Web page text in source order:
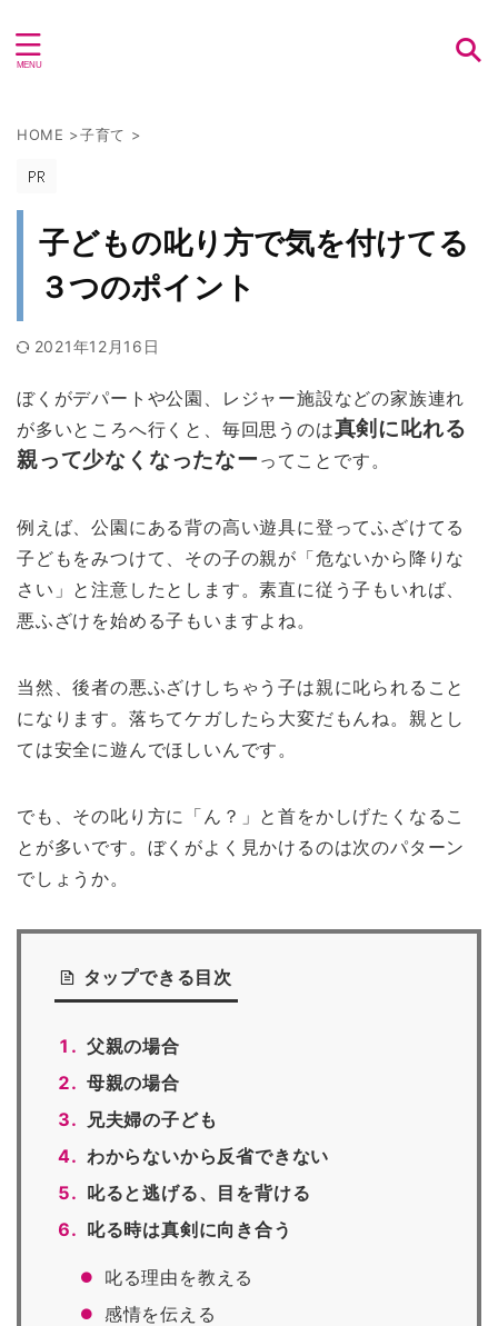
HOME >子育て >
子どもの叱り方で気を付けてる
３つのポイント
2021年12月16日
ぼくがデパートや公園、レジャー施設などの家族連れ
が多いところへ行くと、毎回思うのは真剣に叱れる
親って少なくなったなー ってことです。
例えば、公園にある背の高い遊具に登ってふざけてる
子どもをみつけて、その子の親が「危ないから降りな
さい」と注意したとします。素直に従う子もいれば、
悪ふざけを始める子もいますよね。
当然、後者の悪ふざけしちゃう子は親に叱られること
になります。落ちてケガしたら大変だもんね。親とし
ては安全に遊んでほしいんです。
でも、その叱り方に「ん？」と首をかしげたくなるこ
とが多いです。ぼくがよく見かけるのは次のパターン
でしょうか。
タップできる目次
父親の場合
母親の場合
兄夫婦の子ども
わからないから反省できない
叱ると逃げる、目を背ける
叱る時は真剣に向き合う
叱る理由を教える
感情を伝える